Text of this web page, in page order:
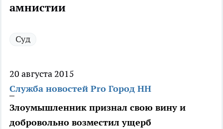
амнистии
Суд
20 августа 2015
Служба новостей Pro Город НН
Злоумышленник признал свою вину и
добровольно возместил ущерб